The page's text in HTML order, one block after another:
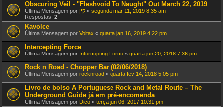
Obscuring Veil - "Fleshvoid To Naught" Out March 22, 2019
Última Mensagem por קין « segunda mar 11, 2019 8:35 am
Respostas: 2
Kavolce
Última Mensagem por Voltax « quarta jan 16, 2019 4:22 pm
Intercepting Force
Última Mensagem por Intercepting Force « quarta jun 20, 2018 7:36 pm
Rock n Road - Chopper Bar (02/06/2018)
Última Mensagem por rocknroad « quarta fev 14, 2018 5:05 pm
Livro de bolso A Portuguese Rock and Metal Route – The
Underground Guide já em pré-encomenda
Última Mensagem por Dico « terça jun 06, 2017 10:31 pm